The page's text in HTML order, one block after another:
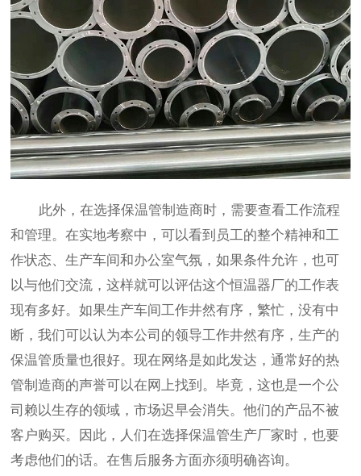
此外，在选择保温管制造商时，需要查看工作流程
和管理。在实地考察中，可以看到员工的整个精神和工
作状态、生产车间和办公室气氛，如果条件允许，也可
以与他们交流，这样就可以评估这个恒温器厂的工作表
现有多好。如果生产车间工作井然有序，繁忙，没有中
断，我们可以认为本公司的领导工作井然有序，生产的
保温管质量也很好。现在网络是如此发达，通常好的热
管制造商的声誉可以在网上找到。毕竟，这也是一个公
司赖以生存的领域，市场迟早会消失。他们的产品不被
客户购买。因此，人们在选择保温管生产厂家时，也要
考虑他们的话。在售后服务方面亦须明确咨询。